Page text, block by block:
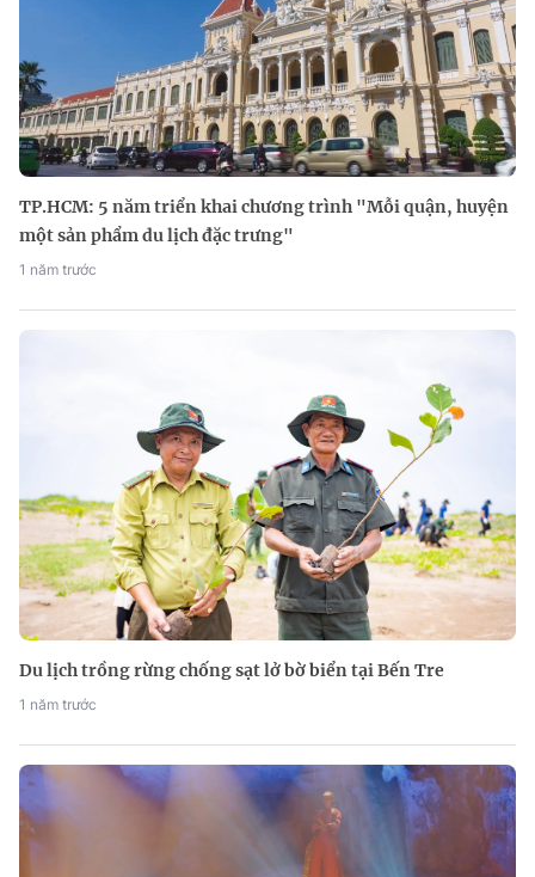
TP.HCM: 5 năm triển khai chương trình "Mỗi quận, huyện
một sản phẩm du lịch đặc trưng"
1 năm trước
Du lịch trồng rừng chống sạt lở bờ biển tại Bến Tre
1 năm trước